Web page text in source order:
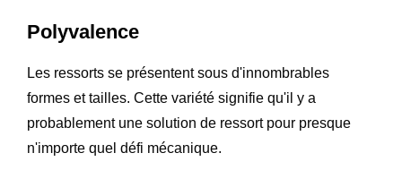
Polyvalence
Les ressorts se présentent sous d'innombrables
formes et tailles. Cette variété signifie qu'il y a
probablement une solution de ressort pour presque
n'importe quel défi mécanique.